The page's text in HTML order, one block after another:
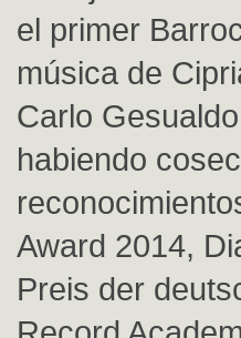
el primer
música de
Carlo
habiendo
Award 2014,
Preis der